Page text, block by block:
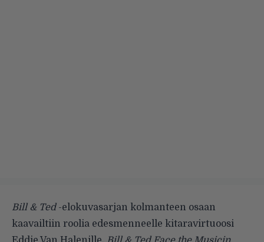
Bill & Ted-elokuvasarjan kolmanteen osaan
kaavailtiin roolia edesmenneelle kitaravirtuoosi